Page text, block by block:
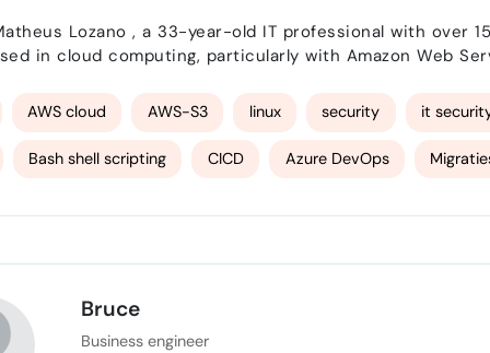
in cloud computing, particularly with Amazon Web
during the early days of private cloud develo…
AWS cloud AWS-S3 linux security it
Bash shell scripting CICD Azure DevOps
Bruce
Business engineer